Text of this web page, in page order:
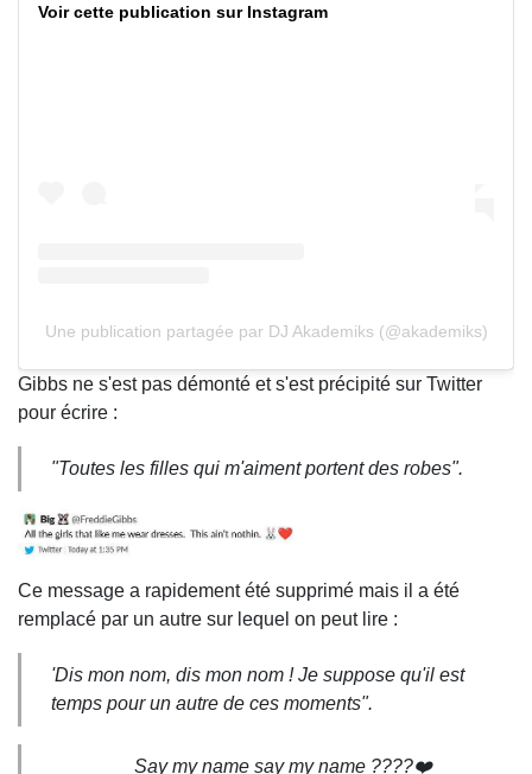
Voir cette publication sur Instagram
Une publication partagée par DJ Akademiks (@akademiks)
Gibbs ne s'est pas démonté et s'est précipité sur Twitter
pour écrire :
"Toutes les filles qui m'aiment portent des robes".
Ce message a rapidement été supprimé mais il a été
remplacé par un autre sur lequel on peut lire :
'Dis mon nom, dis mon nom ! Je suppose qu'il est
temps pour un autre de ces moments".
Say my name say my name ????❤️